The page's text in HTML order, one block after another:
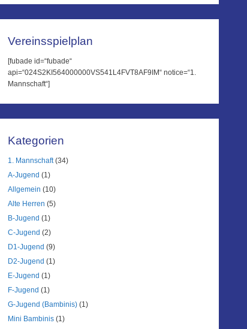
Vereinsspielplan
[fubade id=“fubade“
api=“024S2KI564000000VS541L4FVT8AF9IM“ notice=“1.
Mannschaft“]
Kategorien
1. Mannschaft(34)
A-Jugend (1)
Allgemein (10)
Alte Herren (5)
B-Jugend (1)
C-Jugend (2)
D1-Jugend (9)
D2-Jugend (1)
E-Jugend (1)
F-Jugend (1)
G-Jugend (Bambinis) (1)
Mini Bambinis (1)